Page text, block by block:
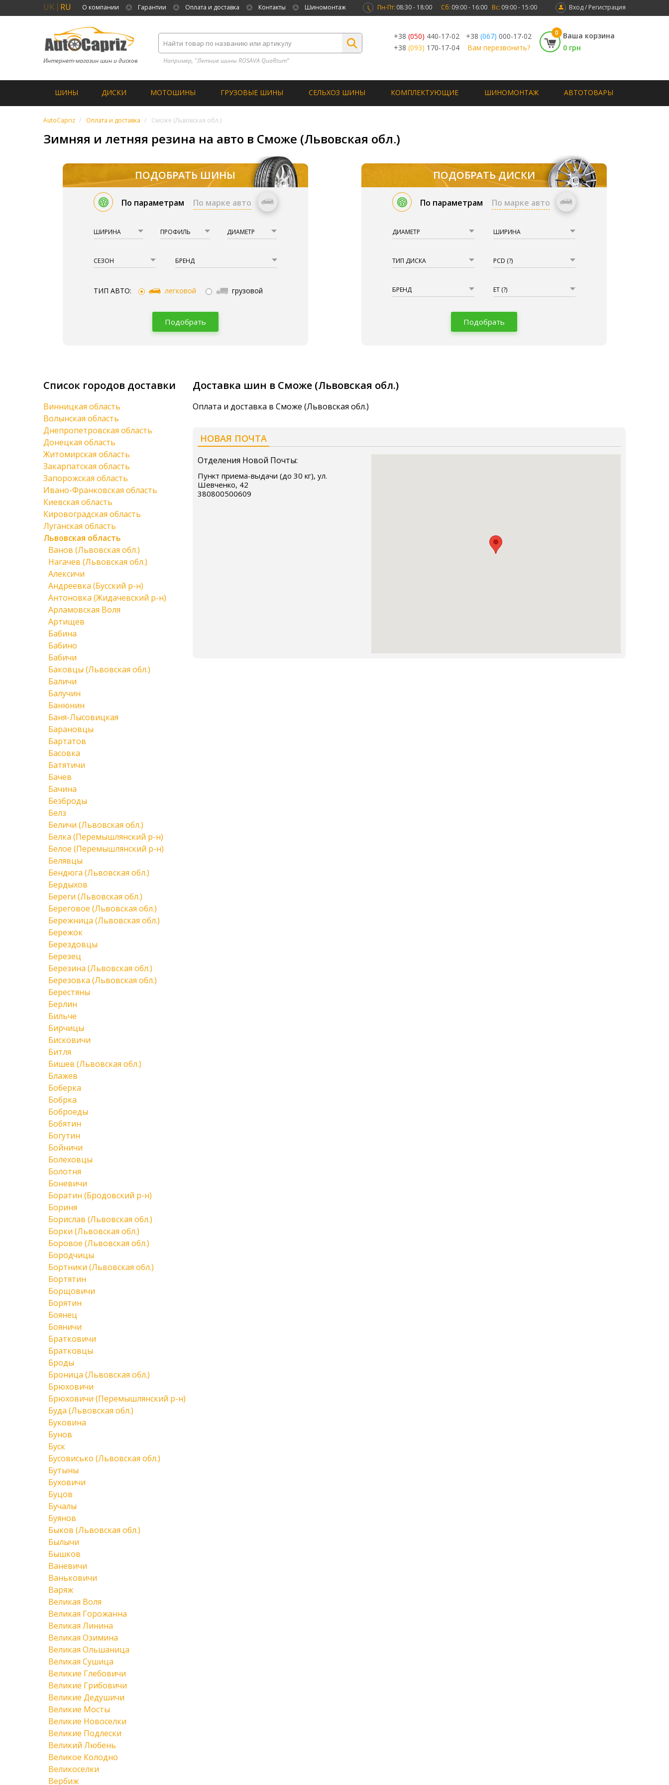
UK RU О компании Гарантии Оплата и доставка Контакты Шиномонтаж Вход / Регистрация
Пн-Пт: 08:30 - 18:00 Сб: 09:00 - 16:00 Вс: 09:00 - 15:00
Интернет-магазин шин и дисков Например, "Летние шины ROSAVA QuaRtum”
+38 (050) 440-17-02 +38 (067) 000-17-02
+38 (093) 170-17-04 Вам перезвонить?
0
Ваша корзина
0 грн
ШИНЫ ДИСКИ МОТОШИНЫ ГРУЗОВЫЕ ШИНЫ СЕЛЬХОЗ ШИНЫ КОМПЛЕКТУЮЩИЕ ШИНОМОНТАЖ АВТОТОВАРЫ
AutoCapriz Оплата и доставка Сможе (Львовская обл.)
Зимняя и летняя резина на авто в Сможе (Львовская обл.)
ПОДОБРАТЬ ШИНЫ
По параметрам По марке авто
ШИРИНА ПРОФИЛЬ ДИАМЕТР
СЕЗОН БРЕНД
ТИП АВТО: легковой грузовой
Подобрать
ПОДОБРАТЬ ДИСКИ
По параметрам По марке авто
ДИАМЕТР ШИРИНА
ТИП ДИСКА PCD (?)
БРЕНД ET (?)
Подобрать
Доставка шин в Сможе (Львовская обл.)
Оплата и доставка в Сможе (Львовская обл.)
НОВАЯ ПОЧТА
Отделения Новой Почты:
Пункт приема-выдачи (до 30 кг), ул.
Шевченко, 42
380800500609
Список городов доставки
Винницкая область
Волынская область
Днепропетровская область
Донецкая область
Житомирская область
Закарпатская область
Запорожская область
Ивано-Франковская область
Киевская область
Кировоградская область
Луганская область
Львовская область
Ванов (Львовская обл.)
Нагачев (Львовская обл.)
Алексичи
Андреевка (Бусский р-н)
Антоновка (Жидачевский р-н)
Арламовская Воля
Артищев
Бабина
Бабино
Бабичи
Баковцы (Львовская обл.)
Баличи
Балучин
Банюнин
Баня-Лысовицкая
Барановцы
Бартатов
Басовка
Батятичи
Бачев
Бачина
Безброды
Белз
Беличи (Львовская обл.)
Белка (Перемышлянский р-н)
Белое (Перемышлянский р-н)
Белявцы
Бендюга (Львовская обл.)
Бердыхов
Береги (Львовская обл.)
Береговое (Львовская обл.)
Бережница (Львовская обл.)
Бережок
Берездовцы
Березец
Березина (Львовская обл.)
Березовка (Львовская обл.)
Берестяны
Берлин
Бильче
Бирчицы
Бисковичи
Битля
Бишев (Львовская обл.)
Блажев
Боберка
Бобрка
Боброеды
Бобятин
Богутин
Бойничи
Болеховцы
Болотня
Боневичи
Боратин (Бродовский р-н)
Бориня
Борислав (Львовская обл.)
Борки (Львовская обл.)
Боровое (Львовская обл.)
Бородчицы
Бортники (Львовская обл.)
Бортятин
Борщовичи
Борятин
Боянец
Бояничи
Братковичи
Братковцы
Броды
Броница (Львовская обл.)
Брюховичи
Брюховичи (Перемышлянский р-н)
Буда (Львовская обл.)
Буковина
Бунов
Буск
Бусовисько (Львовская обл.)
Бутыны
Буховичи
Буцов
Бучалы
Буянов
Быков (Львовская обл.)
Былычи
Бышков
Ваневичи
Ваньковичи
Варяж
Великая Воля
Великая Горожанна
Великая Линина
Великая Озимина
Великая Ольшаница
Великая Сушица
Великие Глебовичи
Великие Грибовичи
Великие Дедушичи
Великие Мосты
Великие Новоселки
Великие Подлески
Великий Любень
Великое Колодно
Великоселки
Вербиж